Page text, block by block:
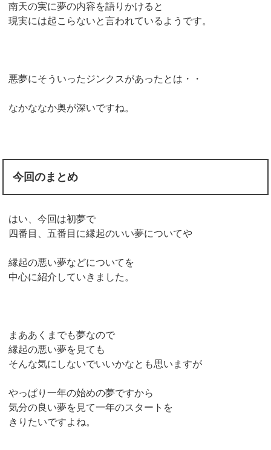
南天の実に夢の内容を語りかけると
現実には起こらないと言われているようです。
悪夢にそういったジンクスがあったとは・・
なかななか奥が深いですね。
今回のまとめ
はい、今回は初夢で
四番目、五番目に縁起のいい夢についてや
縁起の悪い夢などについてを
中心に紹介していきました。
まああくまでも夢なので
縁起の悪い夢を見ても
そんな気にしないでいいかなとも思いますが
やっぱり一年の始めの夢ですから
気分の良い夢を見て一年のスタートを
きりたいですよね。